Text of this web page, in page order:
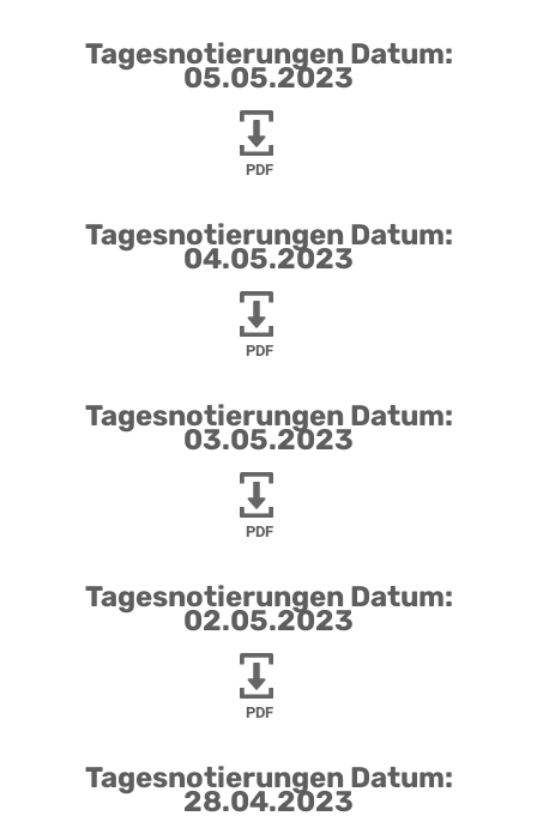
Tagesnotierungen Datum:
05.05.2023
PDF
Tagesnotierungen Datum:
04.05.2023
PDF
Tagesnotierungen Datum:
03.05.2023
PDF
Tagesnotierungen Datum:
02.05.2023
PDF
Tagesnotierungen Datum:
28.04.2023